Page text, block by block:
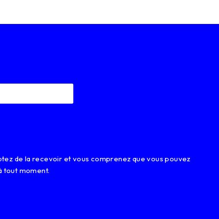
de la recevoir et vous comprenez que vous pouvez
tout moment.